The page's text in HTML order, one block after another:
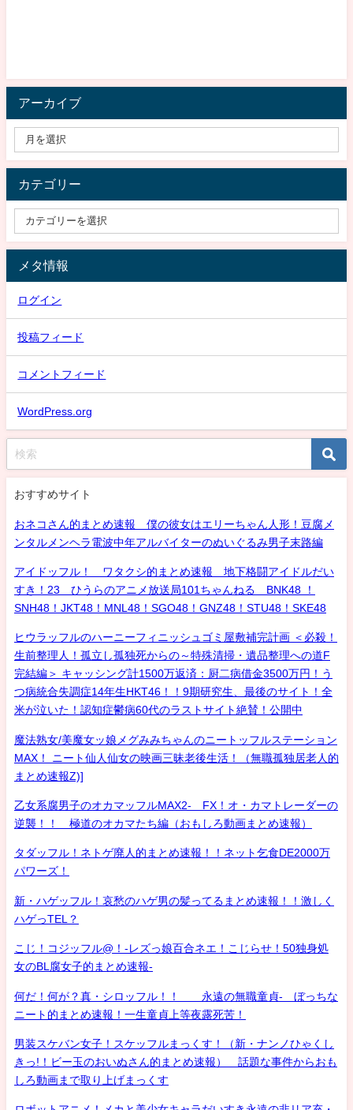
アーカイブ
カテゴリー
メタ情報
ログイン
投稿フィード
コメントフィード
WordPress.org
おすすめサイト
おネコさん的まとめ速報 僕の彼女はエリーちゃん人形！豆腐メ
ンタルメンヘラ電波中年アルバイターのぬいぐるみ男子末路編
アイドッフル！ ワタクシ的まとめ速報 地下格闘アイドルだい
すき！23 ひうらのアニメ放送局101ちゃんねる BNK48 ！
SNH48！JKT48！MNL48！SGO48！GNZ48！STU48！SKE48
ヒウラッフルのハーニーフィニッシュゴミ屋敷補完計画 ＜必殺！
生前整理人！孤立し孤独死からの～特殊清掃・遺品整理への道F
完結編＞ キャッシング計1500万返済：厨二病借金3500万円！う
つ病統合失調症14年生HKT46！！9期研究生、最後のサイト！全
米が泣いた！認知症鬱病60代のラストサイト絶賛！公開中
魔法熟女/美魔女ッ娘メグみみちゃんのニートッフルステーション
MAX！ ニート仙人仙女の映画三昧老後生活！（無職孤独居老人的
まとめ速報Z)]
乙女系腐男子のオカマッフルMAX2- FX！オ・カマトレーダーの
逆襲！！ 極道のオカマたち編（おもしろ動画まとめ速報）
タダッフル！ネトゲ廃人的まとめ速報！！ネット乞食DE2000万
パワーズ！
新・ハゲッフル！哀愁のハゲ男の髪ってるまとめ速報！！激しく
ハゲっTEL？
こじ！コジッフル@！-レズっ娘百合ネエ！こじらせ！50独身処
女のBL腐女子的まとめ速報-
何だ！何が？真・シロッフル！！ 永遠の無職童貞- ぼっちな
ニート的まとめ速報！一生童貞上等夜露死苦！
男装スケバン女子！スケッフルまっくす！（新・ナンノひゃくし
きっ!！ビー玉のおいぬさん的まとめ速報） 話題な事件からおも
しろ動画まで取り上げまっくす